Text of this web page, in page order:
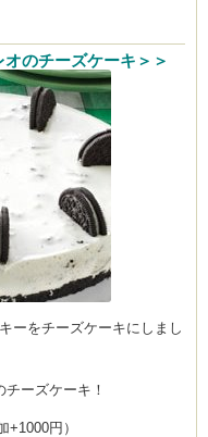
のチーズケーキ＞＞
ーをチーズケーキにしまし
ーズケーキ！
円）